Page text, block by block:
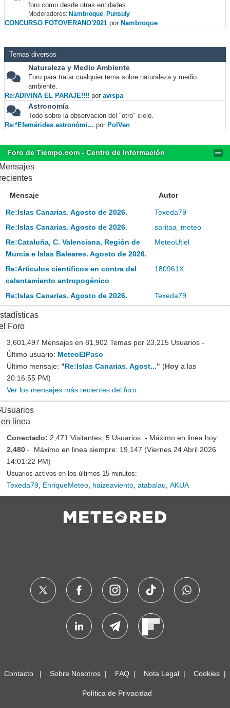
foro como desde otras entidades.
Moderadores: Nambroque, Punsuly
CONCURSO FOTOVERANO'2021 por Nambroque
Temas diversos
Naturaleza y Medio Ambiente
Foro para tratar cualquier tema sobre naturaleza y medio
ambiente.
Re:ADIVINA EL PARAJE!!!! por avispa
Astronomía
Todo sobre la observación del "otro" cielo.
Re:*Efemérides astronómi... por PolVen
Foro de Tiempo.com - Centro de Información
Mensaje Autor
Re:Islas Canarias. Agosto de 2026.
Texeda79
Re:Islas Canarias. Agosto de 2026.
saritaa_meteo
Re:Cataluña, C. Valenciana, Región de
Murcia e Islas Baleares. Agosto de 2026.
MeteoUtiel
Re:Articulos científicos en contra del
calentamiento antropogénico
180961X
Re:Islas Canarias. Agosto de 2026. Texeda79
Foro
3,601,497 Mensajes en 81,902 Temas por 23,215 Usuarios -
Último usuario: MeteoElPaso
Último mensaje: "Re:Islas Canarias. Agost..." (Hoy a las
20:16:55 PM)
Ver los mensajes más recientes del foro.
Usuarios
en línea
Conectado: 2,471 Visitantes, 5 Usuarios - Máximo en linea hoy:
2,480 - Máximo en linea siempre: 19,147 (Viernes 24 Abril 2026
14:01:22 PM)
Usuarios activos en los últimos 15 minutos:
Texeda79 EnriqueMeteo haizeaviento atabalau AKUA
Contacto Sobre Nosotros FAQ Nota Legal Cookies
Política de Privacidad